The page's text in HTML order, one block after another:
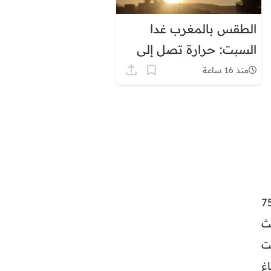
يتمتعون بصحة معرفية، تتراوح أعمارهم بين 65 و75
الطقس بالمغرب غدا
السبت: حرارة تصل إلى
45 درجة وزخات رعديةمنذ 16 ساعة